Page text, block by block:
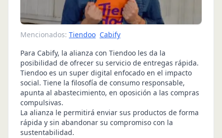
Mencionados: Tiendoo Cabify
Para Cabify, la alianza con Tiendoo les da la
posibilidad de ofrecer su servicio de entregas rápida.
Tiendoo es un super digital enfocado en el impacto
social. Tiene la filosofía de consumo responsable,
apunta al abastecimiento, en oposición a las compras
compulsivas.
La alianza le permitirá enviar sus productos de forma
rápida y sin abandonar su compromiso con la
sustentabilidad.